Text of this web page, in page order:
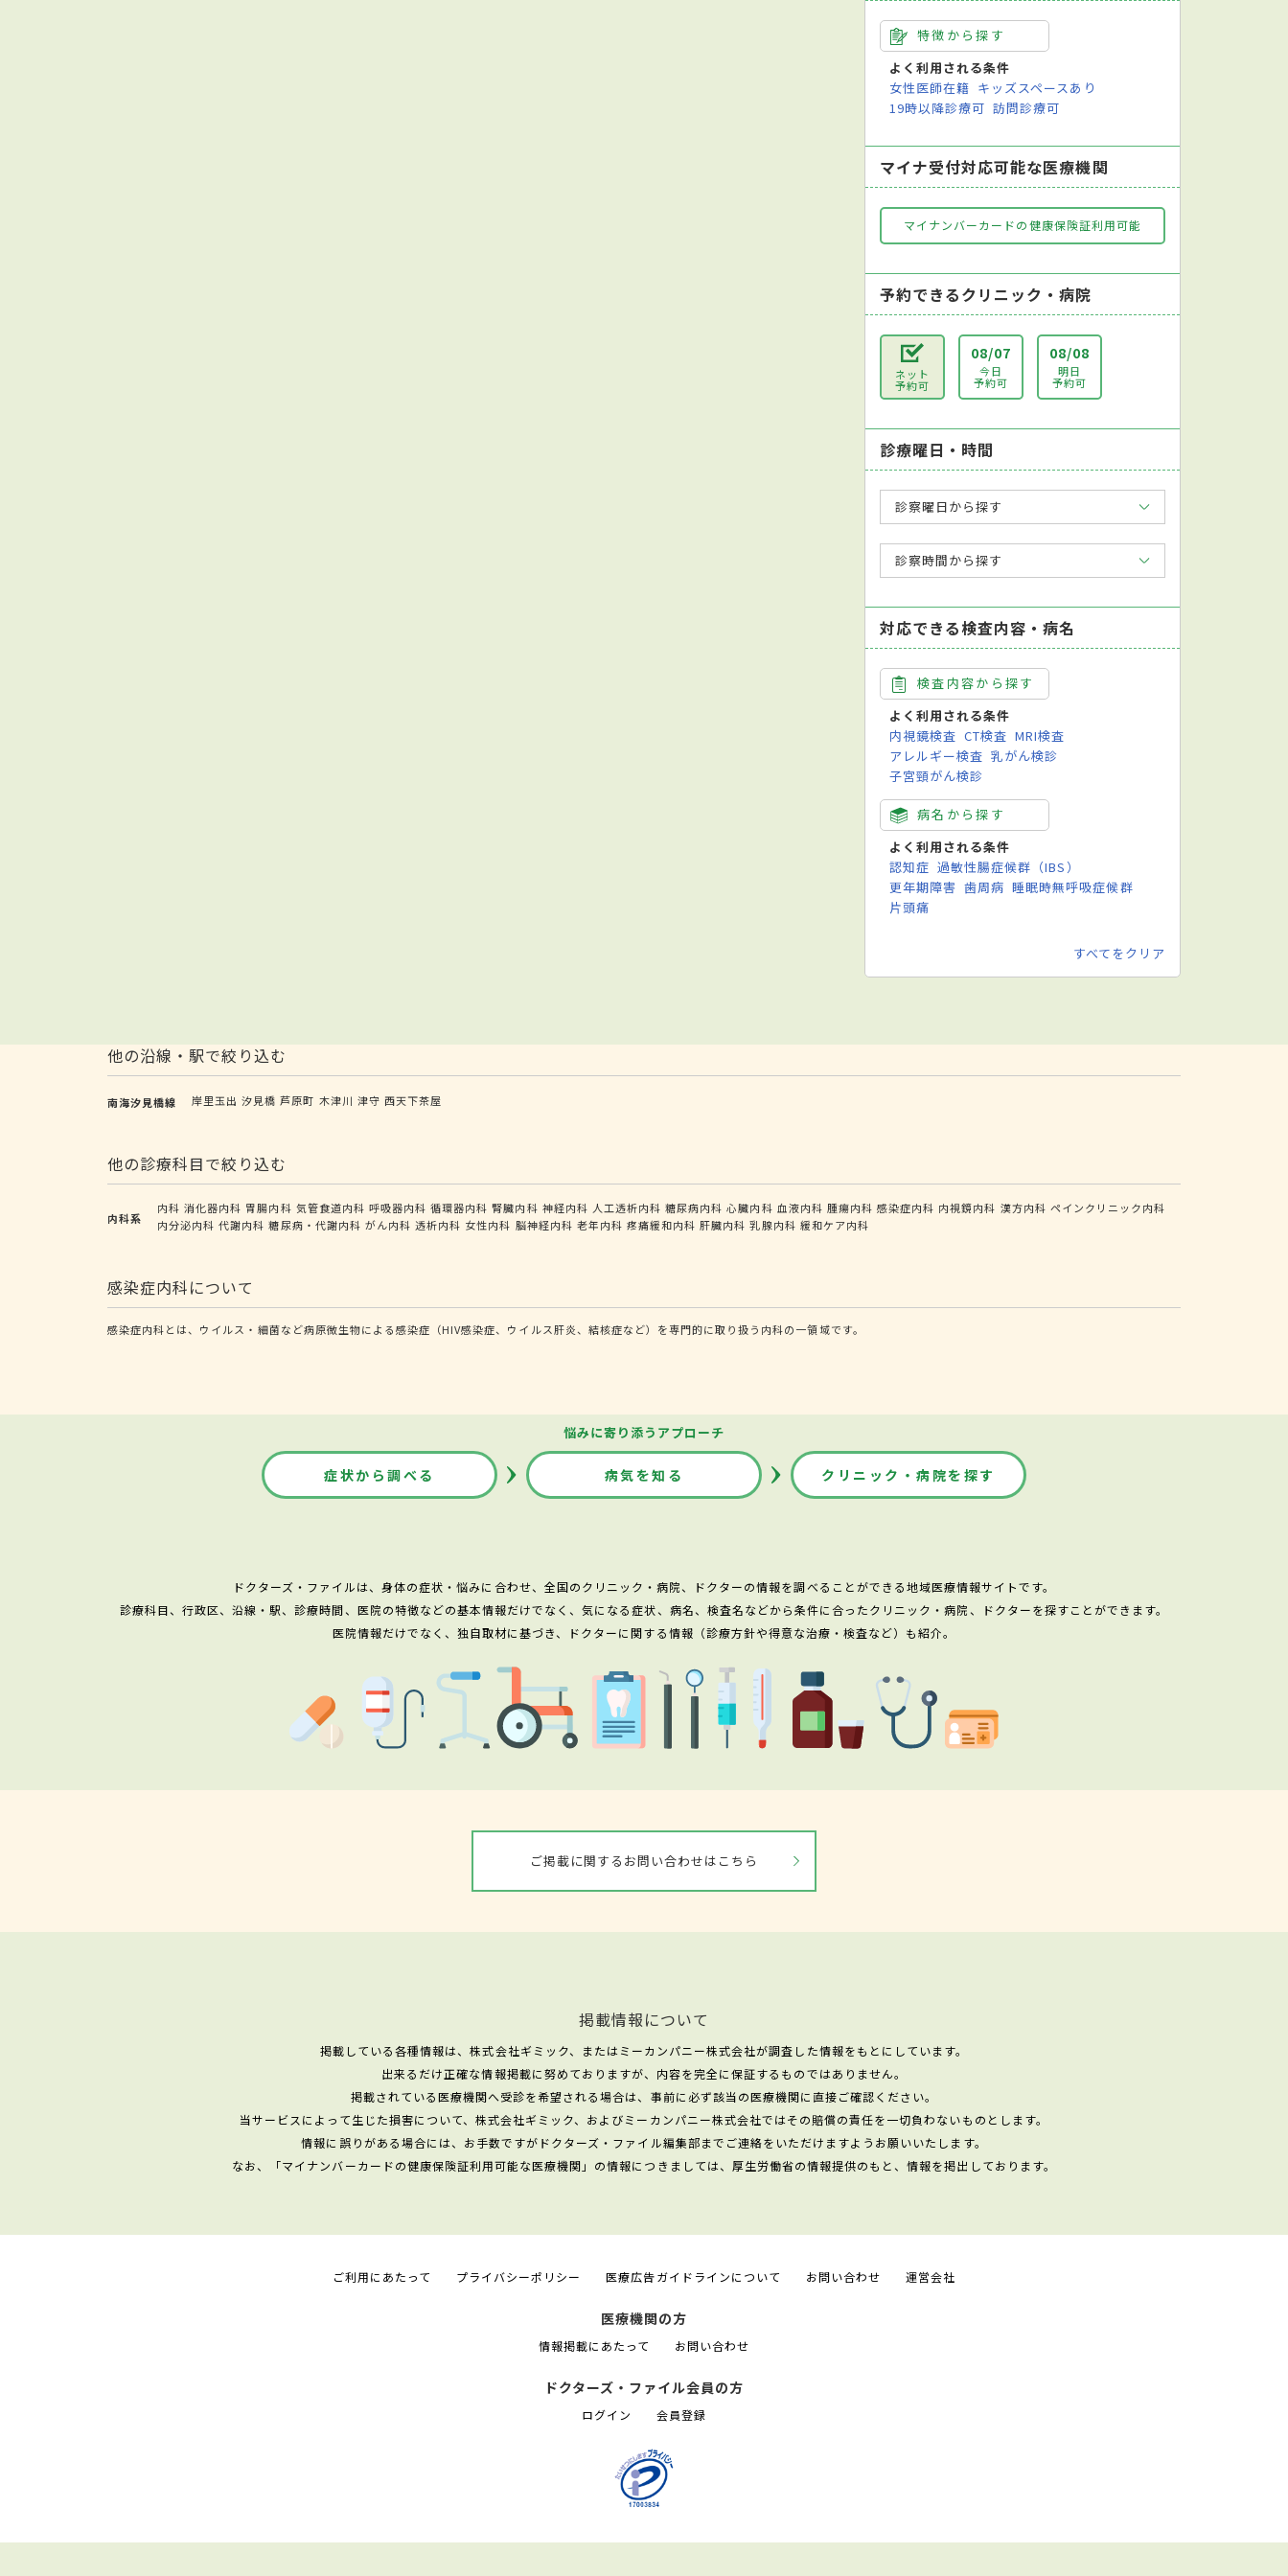
特徴から探す
よく利用される条件
女性医師在籍 キッズスペースあり
19時以降診療可 訪問診療可
マイナ受付対応可能な医療機関
マイナンバーカードの健康保険証利用可能
予約できるクリニック・病院
ネット
予約可
08/07
今日
予約可
08/08
明日
予約可
診療曜日・時間
診察曜日から探す
診察時間から探す
対応できる検査内容・病名
検査内容から探す
よく利用される条件
内視鏡検査 CT検査 MRI検査
アレルギー検査 乳がん検診
子宮頸がん検診
病名から探す
よく利用される条件
認知症 過敏性腸症候群（IBS）
更年期障害 歯周病 睡眠時無呼吸症候群
片頭痛
すべてをクリア
他の沿線・駅で絞り込む
南海汐見橋線 岸里玉出 汐見橋 芦原町 木津川 津守 西天下茶屋
他の診療科目で絞り込む
内科系
内科 消化器内科 胃腸内科 気管食道内科 呼吸器内科 循環器内科 腎臓内科 神経内科 人工透析内科 糖尿病内科 心臓内科 血液内科 腫瘍内科 感染症内科 内視鏡内科 漢方内科 ペインクリニック内科
内分泌内科 代謝内科 糖尿病・代謝内科 がん内科 透析内科 女性内科 脳神経内科 老年内科 疼痛緩和内科 肝臓内科 乳腺内科 緩和ケア内科
感染症内科について
感染症内科とは、ウイルス・細菌など病原微生物による感染症（HIV感染症、ウイルス肝炎、結核症など）を専門的に取り扱う内科の一領域です。
悩みに寄り添うアプローチ
症状から調べる 病気を知る クリニック・病院を探す
ドクターズ・ファイルは、身体の症状・悩みに合わせ、全国のクリニック・病院、ドクターの情報を調べることができる地域医療情報サイトです。
診療科目、行政区、沿線・駅、診療時間、医院の特徴などの基本情報だけでなく、気になる症状、病名、検査名などから条件に合ったクリニック・病院、ドクターを探すことができます。
医院情報だけでなく、独自取材に基づき、ドクターに関する情報（診療方針や得意な治療・検査など）も紹介。
ご掲載に関するお問い合わせはこちら
掲載情報について
掲載している各種情報は、株式会社ギミック、またはミーカンパニー株式会社が調査した情報をもとにしています。
出来るだけ正確な情報掲載に努めておりますが、内容を完全に保証するものではありません。
掲載されている医療機関へ受診を希望される場合は、事前に必ず該当の医療機関に直接ご確認ください。
当サービスによって生じた損害について、株式会社ギミック、およびミーカンパニー株式会社ではその賠償の責任を一切負わないものとします。
情報に誤りがある場合には、お手数ですがドクターズ・ファイル編集部までご連絡をいただけますようお願いいたします。
なお、「マイナンバーカードの健康保険証利用可能な医療機関」の情報につきましては、厚生労働省の情報提供のもと、情報を掲出しております。
ご利用にあたって プライバシーポリシー 医療広告ガイドラインについて お問い合わせ 運営会社
医療機関の方
情報掲載にあたって お問い合わせ
ドクターズ・ファイル会員の方
ログイン 会員登録